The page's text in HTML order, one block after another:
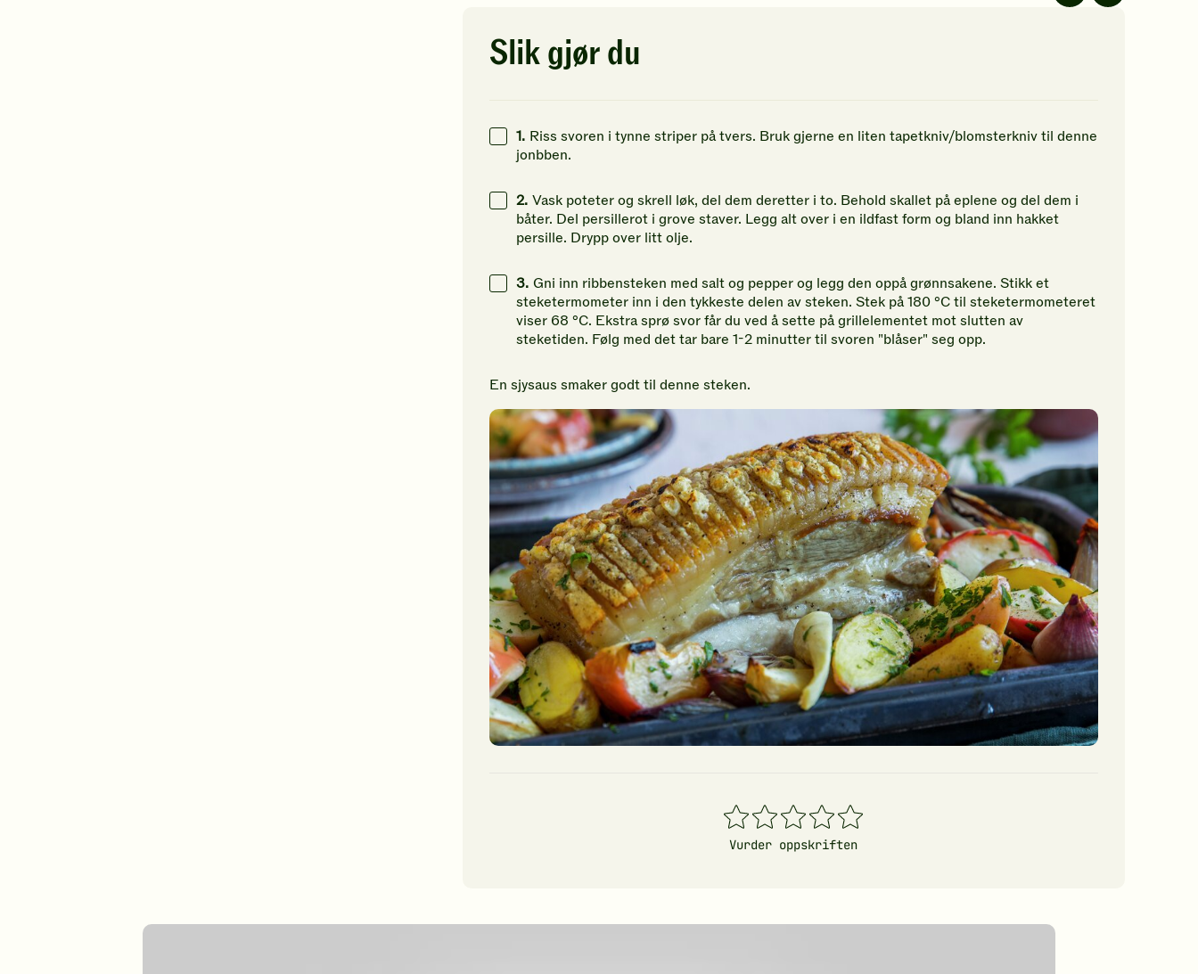
stjerner.
Klikk
din
vurdering.
Klikk
din
vurdering.
din
vurdering.
din
vurdering.
din
Slik gjør du
1. Riss svoren i tynne striper på tvers. Bruk gjerne en liten tapetkniv/blomsterkniv til denne
jonbben.
2. Vask poteter og skrell løk, del dem deretter i to. Behold skallet på eplene og del dem i
båter. Del persillerot i grove staver. Legg alt over i en ildfast form og bland inn hakket
persille. Drypp over litt olje.
3. Gni inn ribbensteken med salt og pepper og legg den oppå grønnsakene. Stikk et
steketermometer inn i den tykkeste delen av steken. Stek på 180 °C til steketermometeret
viser 68 °C. Ekstra sprø svor får du ved å sette på grillelementet mot slutten av
steketiden. Følg med det tar bare 1-2 minutter til svoren "blåser" seg opp.
En sjysaus smaker godt til denne steken.
1
stjerner
2
stjerner
3
stjerner
4
stjerner
5
stjerner
Vurder oppskriften